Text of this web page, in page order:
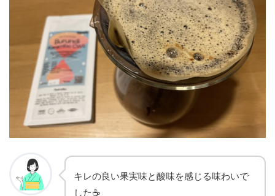
キレの良い果実味と酸味を感じる味わいで
した☕️